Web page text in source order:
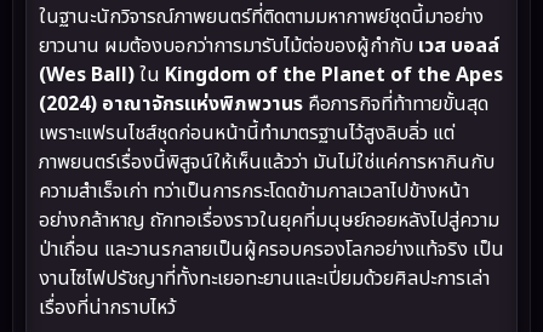
ในฐานะนักวิจารณ์ภาพยนตร์ที่ติดตามมหากาพย์ชุดนี้มาอย่าง
ยาวนาน ผมต้องบอกว่าการมารับไม้ต่อของผู้กำกับ เวส บอลล์
(Wes Ball)ใน Kingdom of the Planet of the Apes
(2024) อาณาจักรแห่งพิภพวานร คือภารกิจที่ท้าทายขั้นสุด
เพราะแฟรนไชส์ชุดก่อนหน้านี้ทำมาตรฐานไว้สูงลิบลิ่ว แต่
ภาพยนตร์เรื่องนี้พิสูจน์ให้เห็นแล้วว่า มันไม่ใช่แค่การหากินกับ
ความสำเร็จเก่า ทว่าเป็นการกระโดดข้ามกาลเวลาไปข้างหน้า
อย่างกล้าหาญ ถักทอเรื่องราวในยุคที่มนุษย์ถอยหลังไปสู่ความ
ป่าเถื่อน และวานรกลายเป็นผู้ครอบครองโลกอย่างแท้จริง เป็น
งานไซไฟปรัชญาที่ทั้งทะเยอทะยานและเปี่ยมด้วยศิลปะการเล่า
เรื่องที่น่ากราบไหว้